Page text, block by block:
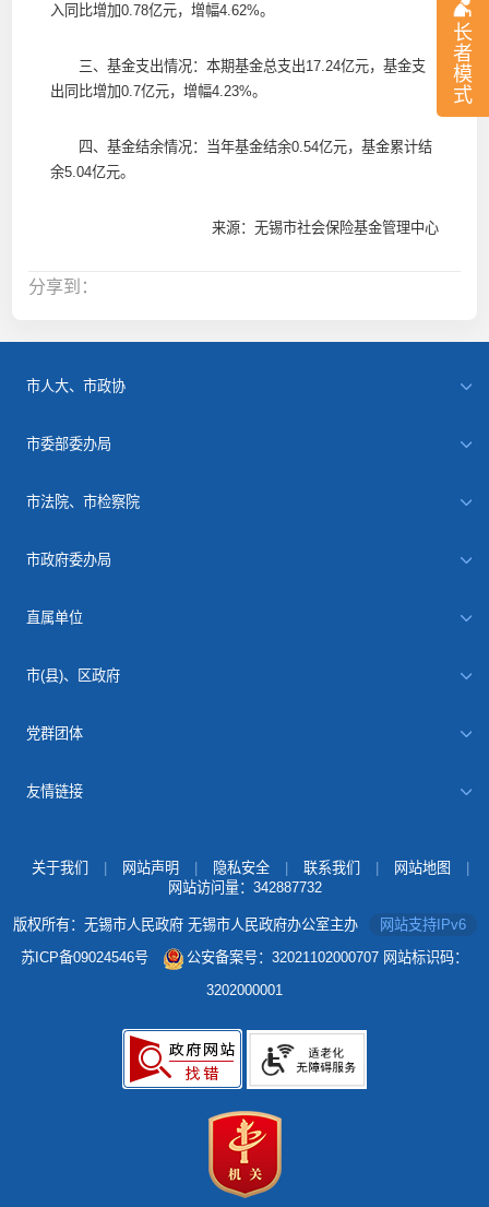
长
者
模
式
入同比增加0.78亿元，增幅4.62%。
三、基金支出情况：本期基金总支出17.24亿元，基金支
出同比增加0.7亿元，增幅4.23%。
四、基金结余情况：当年基金结余0.54亿元，基金累计结
余5.04亿元。
来源：无锡市社会保险基金管理中心
分享到：
市人大、市政协
市委部委办局
市法院、市检察院
市政府委办局
直属单位
市(县)、区政府
党群团体
友情链接
关于我们 网站声明 隐私安全 联系我们 网站地图
网站访问量： 342887732
版权所有：无锡市人民政府 无锡市人民政府办公室主办
网站支持IPv6
苏ICP备09024546号
公安备案号：32021102000707 网站标识码：
3202000001